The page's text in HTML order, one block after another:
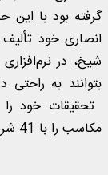
گرفته بود با
انصاری خود
شيخ، در
بتوانند به
تحقيقات خود